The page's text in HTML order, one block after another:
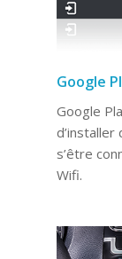
Google
Google
d’installer
s’être
Wifi.